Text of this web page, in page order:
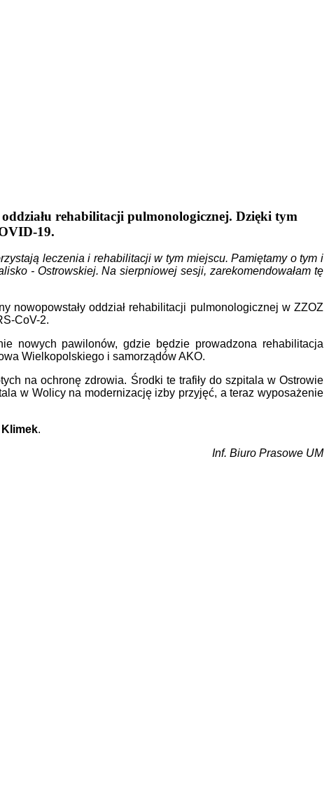
rehabilitacji pulmonologicznej. Dzięki tym
19.
leczenia i rehabilitacji w tym miejscu. Pamiętamy o tym i
- Ostrowskiej. Na sierpniowej sesji, zarekomendowałam tę
nowopowstały oddział rehabilitacji pulmonologicznej w ZZOZ
CoV-2.
nowych pawilonów, gdzie będzie prowadzona rehabilitacja
Wielkopolskiego i samorządów AKO.
na ochronę zdrowia. Środki te trafiły do szpitala w Ostrowie
w Wolicy na modernizację izby przyjęć, a teraz wyposażenie
Klimek.
Inf. Biuro Prasowe UM